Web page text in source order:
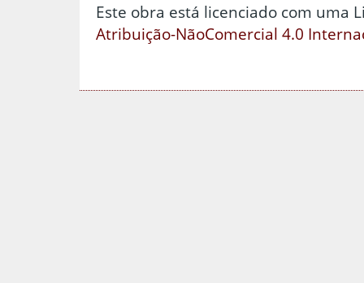
Este obra está licenciado com uma
Atribuição-NãoComercial 4.0